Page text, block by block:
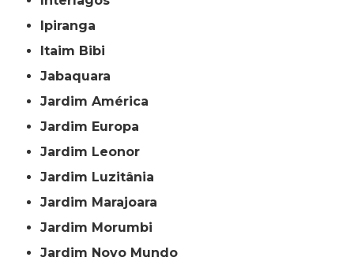
Ipiranga
Itaim Bibi
Jabaquara
Jardim América
Jardim Europa
Jardim Leonor
Jardim Luzitânia
Jardim Marajoara
Jardim Morumbi
Jardim Novo Mundo